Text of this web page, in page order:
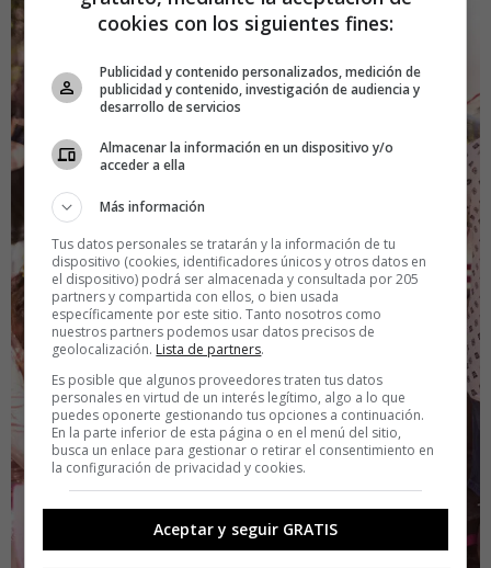
cookies con los siguientes fines:
Publicidad y contenido personalizados, medición de
publicidad y contenido, investigación de audiencia y
desarrollo de servicios
Almacenar la información en un dispositivo y/o
acceder a ella
Más información
Tus datos personales se tratarán y la información de tu
dispositivo (cookies, identificadores únicos y otros datos en
el dispositivo) podrá ser almacenada y consultada por 205
partners y compartida con ellos, o bien usada
específicamente por este sitio. Tanto nosotros como
nuestros partners podemos usar datos precisos de
geolocalización. Lista de partners.
Es posible que algunos proveedores traten tus datos
personales en virtud de un interés legítimo, algo a lo que
puedes oponerte gestionando tus opciones a continuación.
En la parte inferior de esta página o en el menú del sitio,
busca un enlace para gestionar o retirar el consentimiento en
la configuración de privacidad y cookies.
Aceptar y seguir GRATIS